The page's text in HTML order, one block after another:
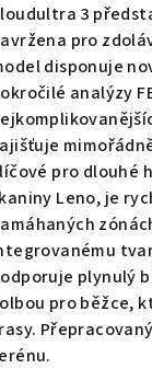
3
pro
disponuje
analýzy
pro dlouhé
Leno, je
plynulý
pro běžce,